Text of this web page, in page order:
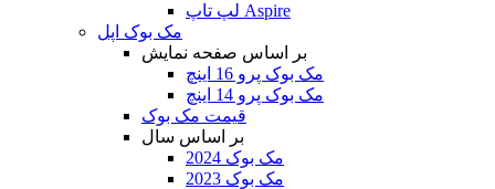
لپ تاپ Aspire
مک بوک اپل
بر اساس صفحه نمایش
مک بوک پرو 16 اینچ
مک بوک پرو 14 اینچ
قیمت مک بوک
بر اساس سال
مک بوک 2024
مک بوک 2023